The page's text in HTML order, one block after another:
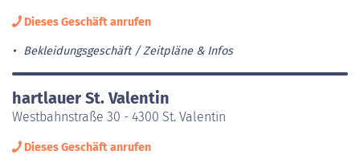
Dieses Geschäft anrufen
Bekleidungsgeschäft Zeitpläne & Infos
hartlauer St. Valentin
Westbahnstraße 30 - 4300 St. Valentin
Dieses Geschäft anrufen